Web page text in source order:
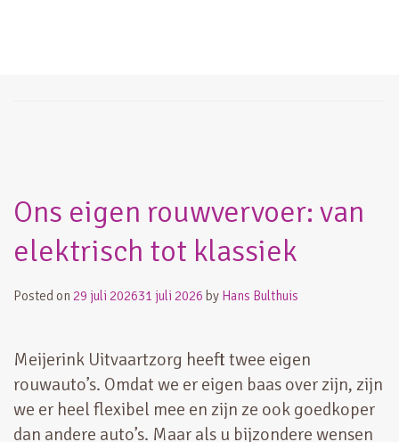
Ons eigen rouwvervoer: van
elektrisch tot klassiek
Posted on 29 juli 202631 juli 2026 by Hans Bulthuis
Meijerink Uitvaartzorg heeft twee eigen
rouwauto’s. Omdat we er eigen baas over zijn, zijn
we er heel flexibel mee en zijn ze ook goedkoper
dan andere auto’s. Maar als u bijzondere wensen